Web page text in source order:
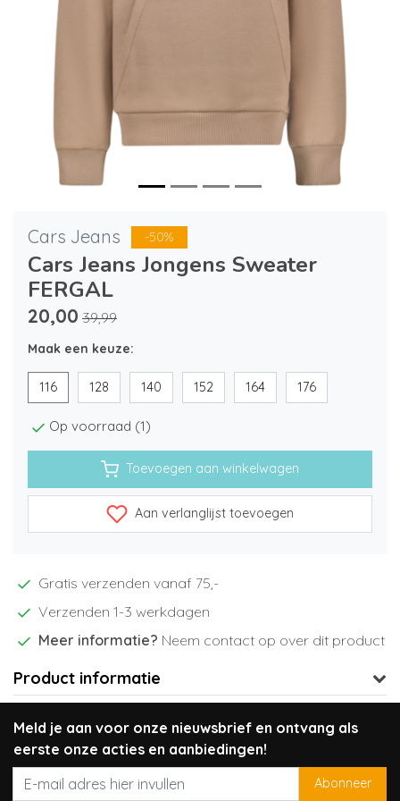
Cars Jeans -50%
Cars Jeans Jongens Sweater
FERGAL
20,00 39,99
Maak een keuze:
116 128 140 152 164 176
Op voorraad (1)
Toevoegen aan winkelwagen
Aan verlanglijst toevoegen
Gratis verzenden vanaf 75,-
Verzenden 1-3 werkdagen
Meer informatie? Neem contact op over dit product
Product informatie
Meld je aan voor onze nieuwsbrief en ontvang als
eerste onze acties en aanbiedingen!
Abonneer